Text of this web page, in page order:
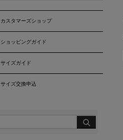
カスタマーズショップ
ショッピングガイド
サイズガイド
サイズ交換申込